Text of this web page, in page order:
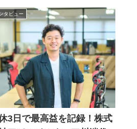
タビュー
3日で最高益を記録！株式